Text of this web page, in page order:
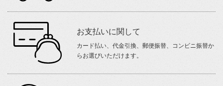
お支払いに関して
カード払い、代金引換、郵便振替、コンビニ振替か
らお選びいただけます。